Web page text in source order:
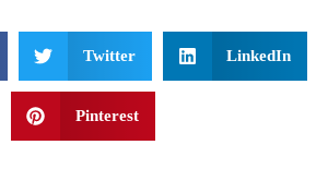
Twitter LinkedIn
Pinterest